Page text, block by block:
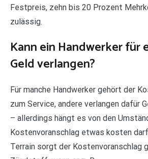
Festpreis, zehn bis 20 Prozent
zulässig.
Kann ein Handwerker für
Geld verlangen?
Für manche Handwerker gehört der
zum Service, andere verlangen dafür
– allerdings hängt es von den
Kostenvoranschlag etwas kosten
Terrain sorgt der Kostenvoranschlag